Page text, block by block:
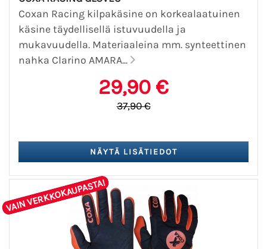
Coxan Racing kilpakäsine on korkealaatuinen
käsine täydellisellä istuvuudella ja
mukavuudella. Materiaaleina mm. synteettinen
nahka Clarino AMARA...
29,90 €
37,90 €
VAIN VERKKOKAUPASTA!